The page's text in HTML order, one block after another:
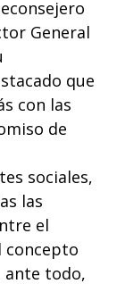
General
que
con las
de
sociales,
las
el
concepto
ante todo,